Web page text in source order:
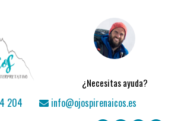
¿Necesitas ayuda?
204 info@ojospirenaicos.es